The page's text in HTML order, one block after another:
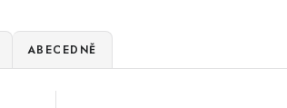
ABECEDNĚ